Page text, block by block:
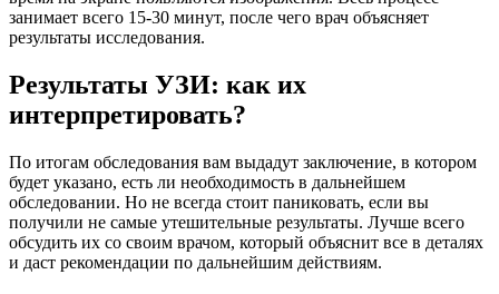
занимает всего 15-30 минут, после чего врач объясняет
результаты исследования.
Результаты УЗИ: как их
интерпретировать?
По итогам обследования вам выдадут заключение, в котором
будет указано, есть ли необходимость в дальнейшем
обследовании. Но не всегда стоит паниковать, если вы
получили не самые утешительные результаты. Лучше всего
обсудить их со своим врачом, который объяснит все в деталях
и даст рекомендации по дальнейшим действиям.